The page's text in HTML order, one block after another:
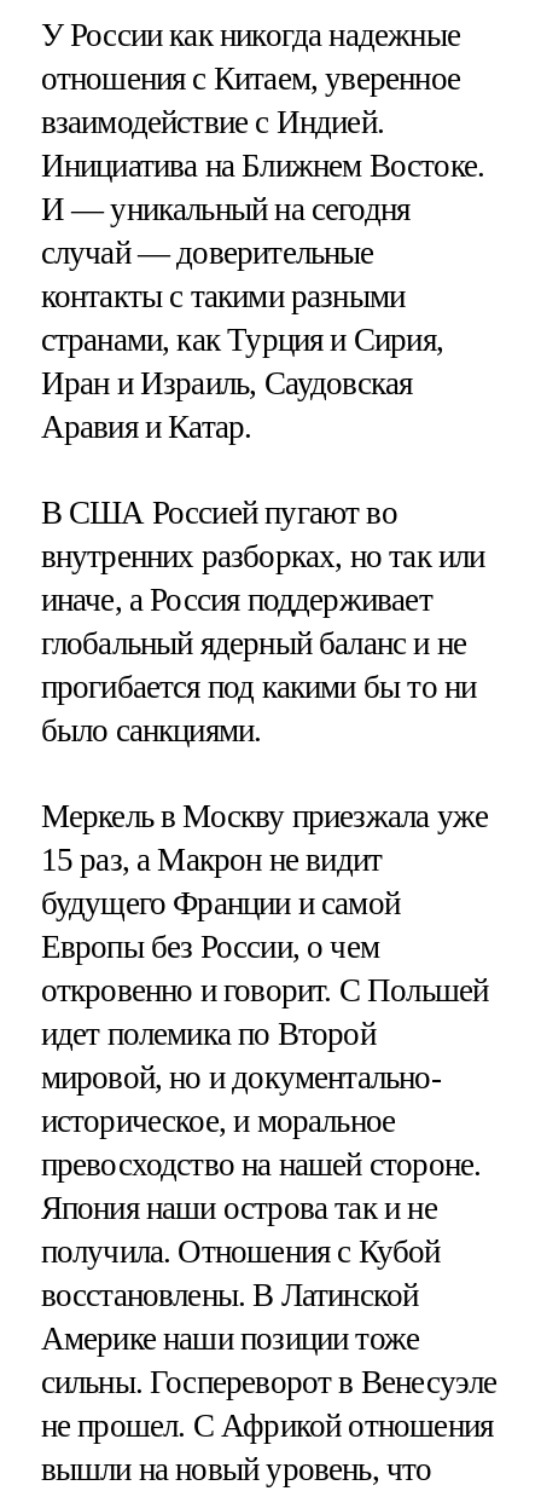
У России как никогда надежные
отношения с Китаем, уверенное
взаимодействие с Индией.
Инициатива на Ближнем Востоке.
И — уникальный на сегодня
случай — доверительные
контакты с такими разными
странами, как Турция и Сирия,
Иран и Израиль, Саудовская
Аравия и Катар.
В США Россией пугают во
внутренних разборках, но так или
иначе, а Россия поддерживает
глобальный ядерный баланс и не
прогибается под какими бы то ни
было санкциями.
Меркель в Москву приезжала уже
15 раз, а Макрон не видит
будущего Франции и самой
Европы без России, о чем
откровенно и говорит. С Польшей
идет полемика по Второй
мировой, но и документально-
историческое, и моральное
превосходство на нашей стороне.
Япония наши острова так и не
получила. Отношения с Кубой
восстановлены. В Латинской
Америке наши позиции тоже
сильны. Госпереворот в Венесуэле
не прошел. С Африкой отношения
вышли на новый уровень, что